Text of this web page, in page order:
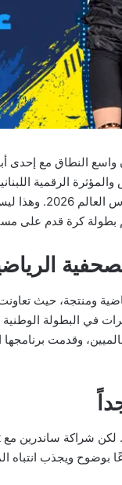
النطاق مع إحدى
الرقمية
الشرق الأوسط
كرة قدم على
قدم في المنطقة. كلاعبة تنس، فازت 5
وقدمت
ويجذب انتباه